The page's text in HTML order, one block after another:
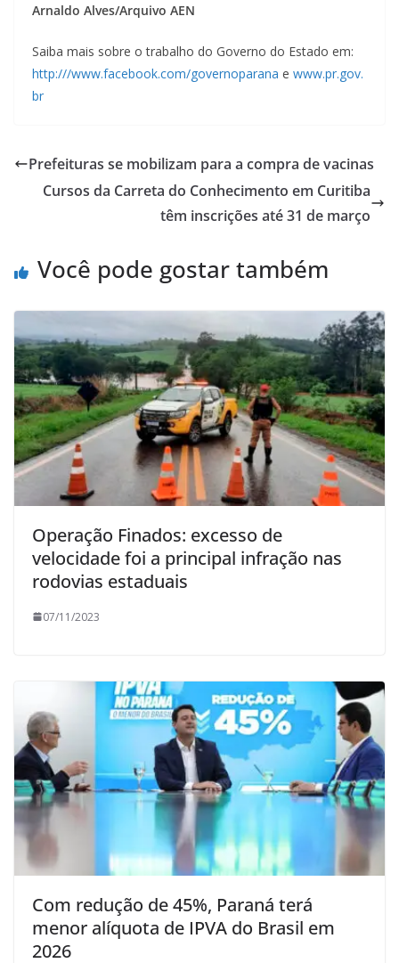
Arnaldo Alves/Arquivo AEN
Saiba mais sobre o trabalho do Governo do Estado em:
http:///www.facebook.com/governoparana e www.pr.gov.
br
Prefeituras se mobilizam para a compra de vacinas
Cursos da Carreta do Conhecimento em Curitiba
têm inscrições até 31 de março
Você pode gostar também
Operação Finados: excesso de
velocidade foi a principal infração nas
rodovias estaduais
07/11/2023
Com redução de 45%, Paraná terá
menor alíquota de IPVA do Brasil em
2026